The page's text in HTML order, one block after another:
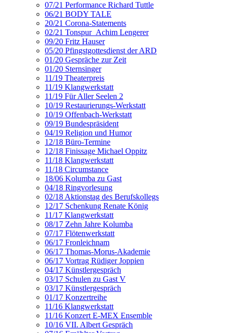
07/21 Performance Richard Tuttle
06/21 BODY TALE
20/21 Corona-Statements
02/21 Tonspur_Achim Lengerer
09/20 Fritz Hauser
05/20 Pfingstgottesdienst der ARD
01/20 Gespräche zur Zeit
01/20 Sternsinger
11/19 Theaterpreis
11/19 Klangwerkstatt
11/19 Für Aller Seelen 2
10/19 Restaurierungs-Werkstatt
10/19 Offenbach-Werkstatt
09/19 Bundespräsident
04/19 Religion und Humor
12/18 Büro-Termine
12/18 Finissage Michael Oppitz
11/18 Klangwerkstatt
11/18 Circumstance
18/06 Kolumba zu Gast
04/18 Ringvorlesung
02/18 Aktionstag des Berufskollegs
12/17 Schenkung Renate König
11/17 Klangwerkstatt
08/17 Zehn Jahre Kolumba
07/17 Flötenwerkstatt
06/17 Fronleichnam
06/17 Thomas-Morus-Akademie
06/17 Vortrag Rüdiger Joppien
04/17 Künstlergespräch
03/17 Schulen zu Gast V
03/17 Künstlergespräch
01/17 Konzertreihe
11/16 Klangwerkstatt
11/16 Konzert E-MEX Ensemble
10/16 VII. Albert Gespräch